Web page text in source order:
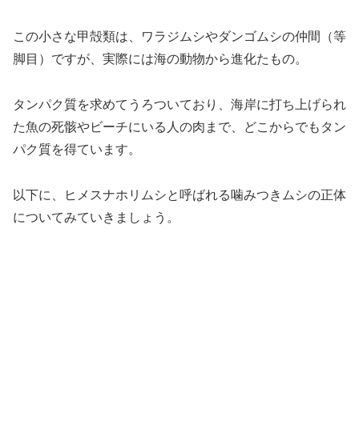
この小さな甲殻類は、ワラジムシやダンゴムシの仲間（等
脚目）ですが、実際には海の動物から進化たもの。
タンパク質を求めてうろついており、海岸に打ち上げられ
た魚の死骸やビーチにいる人の肉まで、どこからでもタン
パク質を得ています。
以下に、ヒメスナホリムシと呼ばれる噛みつきムシの正体
についてみていきましょう。